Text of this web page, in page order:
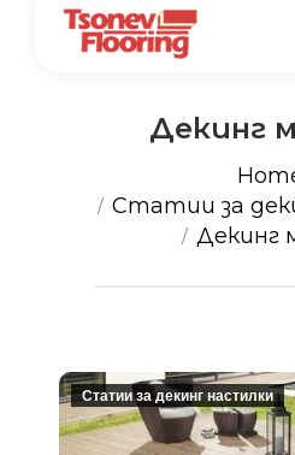
Декинг
Статии за
Декинг
Статии за декинг настилки